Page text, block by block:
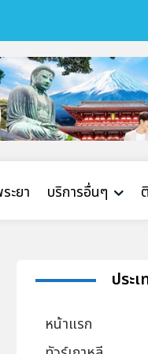
ะยา บริการอื่นๆ
ประ
หน้าแรก